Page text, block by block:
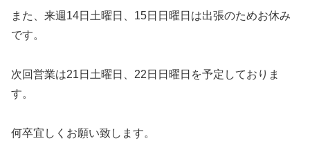
また、来週14日土曜日、15日日曜日は出張のためお休み
です。
次回営業は21日土曜日、22日日曜日を予定しておりま
す。
何卒宜しくお願い致します。